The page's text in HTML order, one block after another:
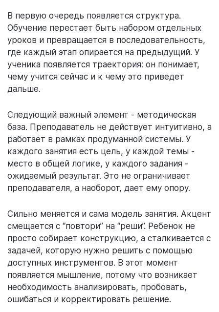
В первую очередь появляется структура.
Обучение перестает быть набором отдельных
уроков и превращается в последовательность,
где каждый этап опирается на предыдущий. У
ученика появляется траектория: он понимает,
чему учится сейчас и к чему это приведет
дальше.
Следующий важный элемент - методическая
база. Преподаватель не действует интуитивно, а
работает в рамках продуманной системы. У
каждого занятия есть цель, у каждой темы -
место в общей логике, у каждого задания -
ожидаемый результат. Это не ограничивает
преподавателя, а наоборот, дает ему опору.
Сильно меняется и сама модель занятия. Акцент
смещается с “повтори” на “реши”. Ребенок не
просто собирает конструкцию, а сталкивается с
задачей, которую нужно решить с помощью
доступных инструментов. В этот момент
появляется мышление, потому что возникает
необходимость анализировать, пробовать,
ошибаться и корректировать решение.